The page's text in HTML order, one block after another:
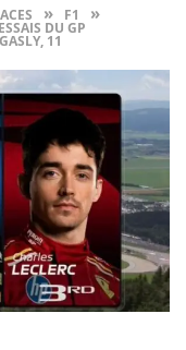
» F1 »
DU GP
11